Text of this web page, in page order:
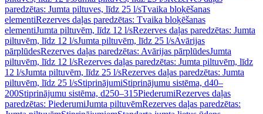
paredzētas: Jumta piltuves, līdz 25 l/sTvaika bloķēšanas
elementiRezerves daļas paredzētas: Tvaika bloķēšanas
elementiJumta piltuvēm, līdz 12 l/sRezerves daļas paredzētas: Jumta
piltuvēm, līdz 12 l/sJumta piltuvēm, līdz 25 l/sAvārijas
pārplūdesRezerves daļas paredzētas: Avārijas pārplūdesJumta
piltuvēm, līdz 12 l/sRezerves daļas paredzētas: Jumta piltuvēm, līdz
12 l/sJumta piltuvēm, līdz 25 l/sRezerves daļas paredzētas: Jumta
piltuvēm, līdz 25 l/sStiprinājumiStiprinājumu sistēma, d40–
200Stiprinājumu sistēma, d250–315PiederumiRezerves daļas
paredzētas: PiederumiJumta piltuvēmRezerves daļas paredzētas: